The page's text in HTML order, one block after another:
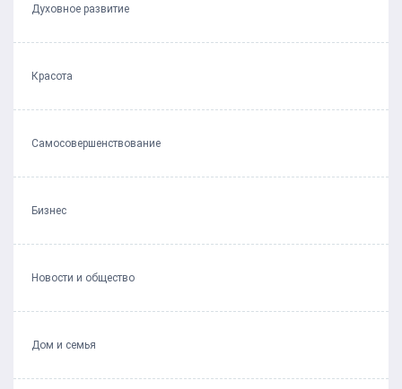
Духовное развитие
Красота
Самосовершенствование
Бизнес
Новости и общество
Дом и семья